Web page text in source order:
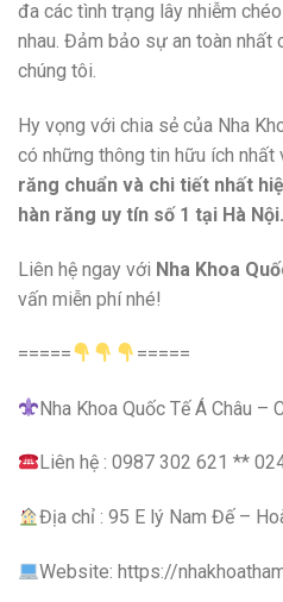
đa các tình trạng lây nhiễm
nhau. Đảm bảo sự an toàn nhất
chúng tôi.
Hy vọng với chia sẻ của Nha
có những thông tin hữu ích nhất
răng chuẩn và chi tiết nhất
hàn răng uy tín số 1 tại Hà Nội.
Liên hệ ngay với Nha Khoa
vấn miễn phí nhé!
===== =====
Nha Khoa Quốc Tế Á Châu –
Liên hệ : 0987 302 621 **
Địa chỉ : 95 E lý Nam Đế –
Website: https://